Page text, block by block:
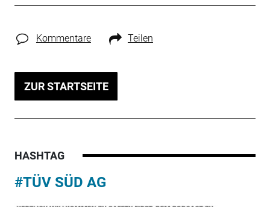
Kommentare Teilen
ZUR STARTSEITE
HASHTAG
#TÜV SÜD AG